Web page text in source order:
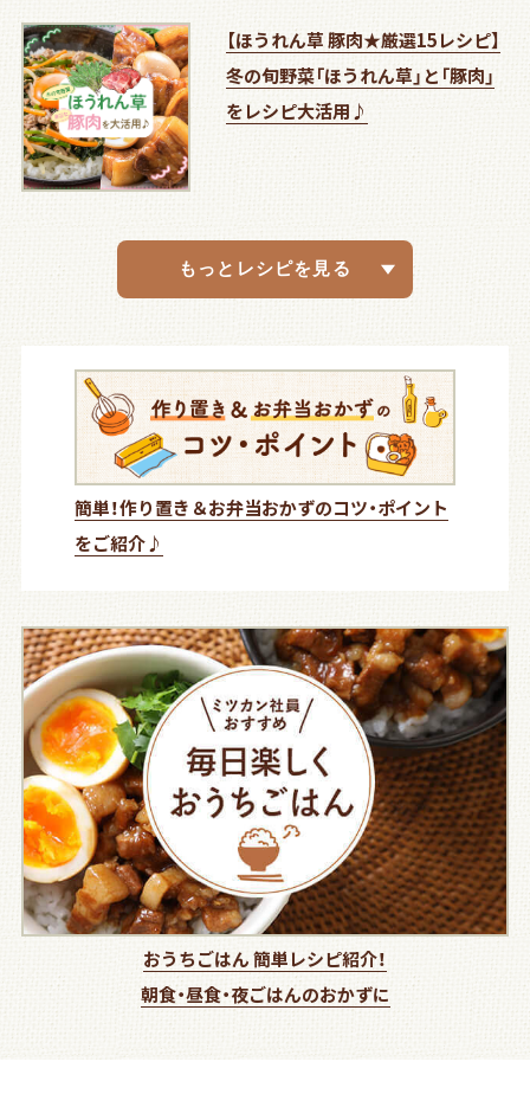
【ほうれん草 豚肉★厳選15レシピ】
冬の旬野菜「ほうれん草」と「豚肉」
をレシピ大活用♪
【白菜 厳選★13レシピ】食感も楽し
める♪白菜使い切りレシピ
【おうちパーティー★17レシピ！】年
末のごちそう＆10分以内にできる
パパっと簡単おつまみ
【厳選レシピ21品】旬野菜を楽しむ
♪大根＆キャベツ活用レシピ
秋野菜を楽しむ&鶏肉でつくるメイ
ンのおかず
秋の味覚を堪能♪鮭(サーモン)&き
のこの大活躍レシピ
夏の旬野菜を楽しむ♪きゅうり＆
オクラ大活用レシピ
旬のピーマンを楽しむレシピとお
豆腐大活用レシピ
お手軽鶏むね肉＆
旬の新じゃがいも・アスパラガスレ
シピ
春の旬野菜♪たけのこ＆新玉ねぎ
を楽しもう
旬と彩りを楽しむ♪春キャベツ&小
松菜レシピ
冬はもっと美味しい！ブロッコリー
＆ほうれん草活用レシピ
旬の白菜活用レシピ＆超簡単！ほっ
たらかしレシピ
【冬のイチオシレシピ15選！】年末ご
ちそう＆旬キャベツレシピをご紹
介
旬の大根&お手軽 鶏肉 簡単アレン
ジおかず
さつまいも・れんこん・ごぼう & ご
はん堪能レシピ
食べ応えバッチリ♪きのこレシピ
＆卵料理
新レシピ追加！なすレシピ＆お手
軽！夏のおうちごはん
暑い時期のイチオシ！シャキシャキ
きゅうり＆とろとろネバネバ食材
のレシピ
身近な食材を大活用！鶏むね肉＆旬
の新じゃがいものレシピ
春の旬野菜♪たけのこ＆新玉ねぎ
を楽しもう
旬野菜を楽しむ！春キャベツ＆にん
じんレシピ
冬の旬野菜を楽しもう！白菜＆長ね
ぎ活用レシピ
年末年始、クリスマスやホームパー
ティーに！おつまみ特集
アレンジ色々、使い切り♪れんこん
＆じゃがいもレシピ
甘くてジューシーなトマト&水分た
っぷりきゅうりのレシピ
ホットプレートおすすめレシピ＆
鶏むね肉でアジアンレシピ
春キャベツと新玉ねぎたっぷりの
ごきげんレシピ
にんじんとほうれん草を使ったレ
シピ&ほっと温まるおかずスープ
白菜大活躍レシピと生姜を使った
ぽかぽかレシピ♪
パーティーや即席1品にもおすす
め！おつまみレシピ
大根大活躍レシピ&野菜たっぷりの
お鍋でセルフケアレシピ
下準備でらくらく下味冷凍のレシ
ピ&秋の味覚レシピ
忙しい日にこそ試したい！作り置き
＆美容にうれしいレシピ
1食200キロカロリー以下＆腸活に
嬉しいレシピ
時短にチャレンジ！レンジで調理＆
そうめんアレンジ
絶品手作りおつまみ＆健康的な体
を目指すための高たんぱく質レシ
ピ
今日のごはんは何にしよう？おうち
で楽しむレシピ
もっとレシピを見る
簡単！作り置き＆お弁当おかずのコツ・ポイント
をご紹介♪
おうちごはん 簡単レシピ紹介！
朝食・昼食・夜ごはんのおかずに